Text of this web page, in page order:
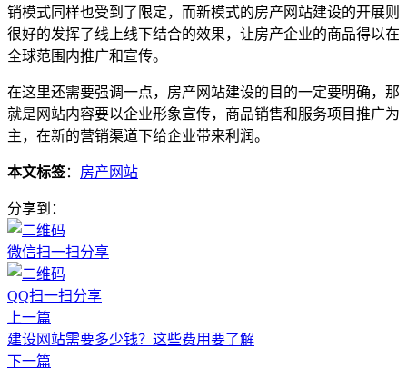
销模式同样也受到了限定，而新模式的房产网站建设的开展则
很好的发挥了线上线下结合的效果，让房产企业的商品得以在
全球范围内推广和宣传。
在这里还需要强调一点，房产网站建设的目的一定要明确，那
就是网站内容要以企业形象宣传，商品销售和服务项目推广为
主，在新的营销渠道下给企业带来利润。
本文标签： 房产网站
分享到：
微信扫一扫分享
QQ扫一扫分享
上一篇
建设网站需要多少钱？这些费用要了解
下一篇